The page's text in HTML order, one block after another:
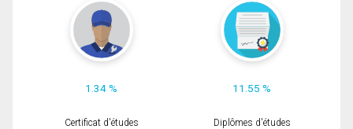
1.34 % 11.55 %
Certificat d'études
Diplômes d'études